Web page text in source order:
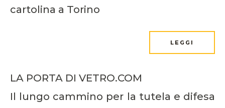
cartolina a Torino
LEGGI
LA PORTA DI VETRO.COM
Il lungo cammino per la tutela e difesa